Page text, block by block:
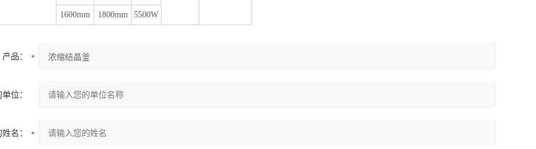
1600mm 1800mm 5500W
产品：
位：
名：